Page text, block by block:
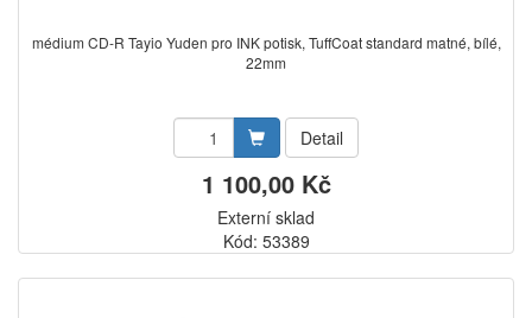
médium CD-R Tayio Yuden pro INK potisk, TuffCoat standard matné, bílé,
22mm
Detail
1 100,00 Kč
Externí sklad
Kód: 53389